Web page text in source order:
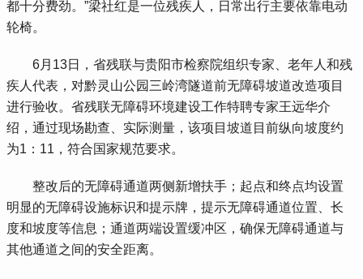
都十分费劲。”梁社红是一位残疾人，日常出行主要依靠电动
轮椅。
6月13日，省残联与贵阳市检察院组织专家、老年人和残
疾人代表，对黔灵山公园三岭湾隧道前无障碍坡道改造项目
进行验收。省残联无障碍环境建设工作特聘专家王远华介
绍，通过现场勘查、实际测量，该项目坡道目前纵向坡度约
为1：11，符合国家规范要求。
整改后的无障碍通道两侧新增扶手；起点和终点均设置
明显的无障碍设施标识和提示牌，提示无障碍通道位置、长
度和坡度等信息；通道两端设置缓冲区，确保无障碍通道与
其他通道之间的安全距离。